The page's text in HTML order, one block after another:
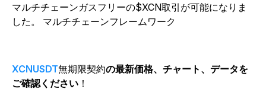
マルチチェーンガスフリーの$XCN取引が可能になりま
した。 マルチチェーンフレームワーク
XCNUSDT無期限契約の最新価格、チャート、データを
ご確認ください ！